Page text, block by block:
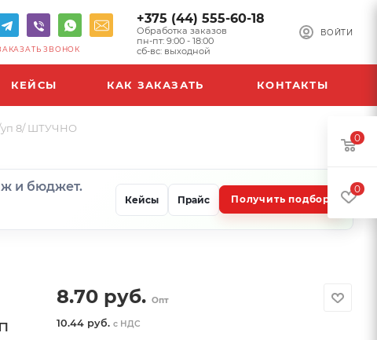
ВОЙТИ
+375 (44) 555-60-18
Обработка заказов
пн-пт: 9:00 - 18:00
сб-вс: выходной
ЗВОНОК
КЕЙСЫ КАК ЗАКАЗАТЬ КОНТАКТЫ
/уп 8/ ШТУЧНО
и бюджет.
Кейсы Прайс Получить подбор
8.70руб. Опт
10.44 руб. с НДС
0
0